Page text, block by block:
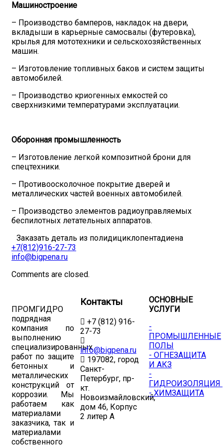
Машиностроение
– Производство бамперов, накладок на двери,
вкладыши в карьерные самосвалы (футеровка),
крылья для мототехники и сельскохозяйственных
машин.
– Изготовление топливных баков и систем защиты
автомобилей.
– Производство криогенных емкостей со
сверхнизкими температурами эксплуатации.
Оборонная промышленность
– Изготовление легкой композитной брони для
спецтехники.
– Противоосколочное покрытие дверей и
металлических частей военных автомобилей.
– Производство элементов радиоуправляемых
беспилотных летательных аппаратов.
Заказать деталь из полидициклопентадиена
+7(812)916-27-73
info@bigpena.ru
Comments are closed.
ПРОМГИДРО
подрядная
компания по
выполнению
специализированных
работ по защите
бетонных и
металлических
конструкций от
коррозии. Мы
работаем как
материалами
заказчика, так и
материалами
собственного
Контакты
+7 (812) 916-
27-73
info@bigpena.ru
197082, город
Санкт-
Петербург, пр-
кт.
Новоизмайловский,
дом 46, Корпус
2 литер А
ОСНОВНЫЕ
УСЛУГИ
-
ПРОМЫШЛЕННЫЕ
ПОЛЫ
- ОГНЕЗАЩИТА
И АКЗ
-
ГИДРОИЗОЛЯЦИЯ
- ХИМЗАЩИТА